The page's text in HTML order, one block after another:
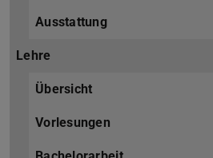
Ausstattung
Lehre
Übersicht
Vorlesungen